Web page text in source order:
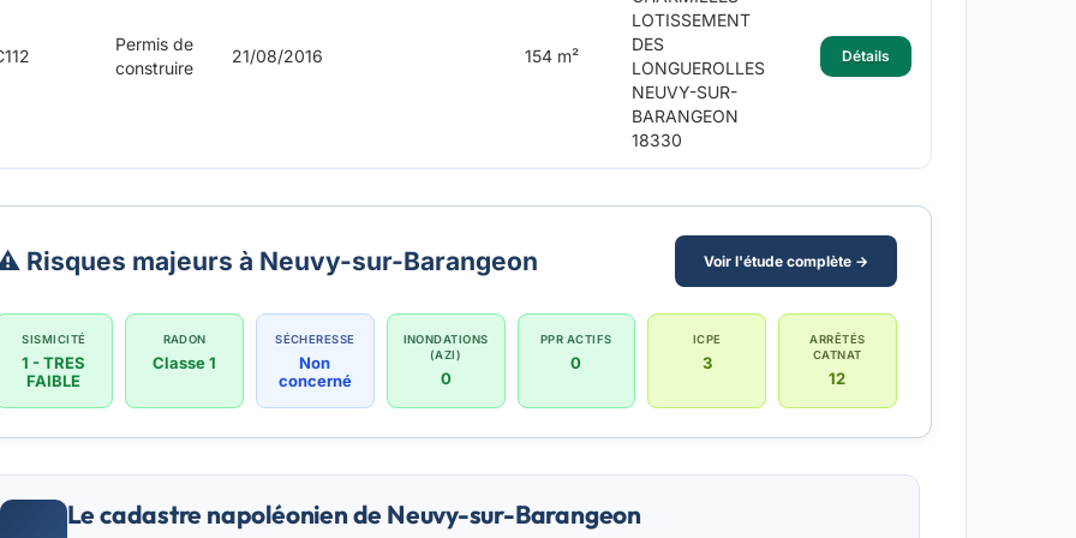
Permis de
construire
21/08/2016 154 m²
LOTISSEMENT
DES
LONGUEROLLES
NEUVY-SUR-
BARANGEON
18330
Détails
Risques majeurs à Neuvy-sur-Barangeon Voir l'étude complète →
SISMICITÉ
1 - TRES
FAIBLE
RADON
Classe 1
SÉCHERESSE
Non
concerné
INONDATIONS
(AZI)
0
PPR ACTIFS
0
ICPE
3
ARRÊTÉS
CATNAT
12
Le cadastre napoléonien de Neuvy-sur-Barangeon